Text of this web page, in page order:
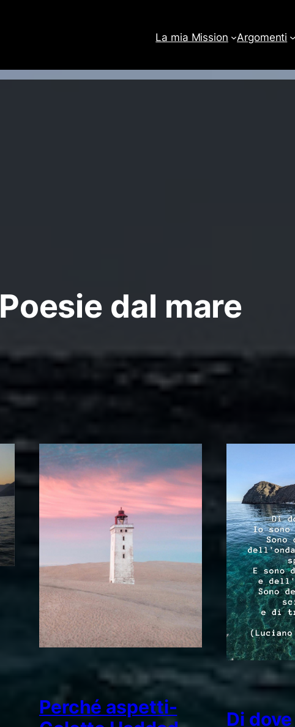
La mia Mission Argomenti
Poesie dal mare
Perché aspetti-
Di